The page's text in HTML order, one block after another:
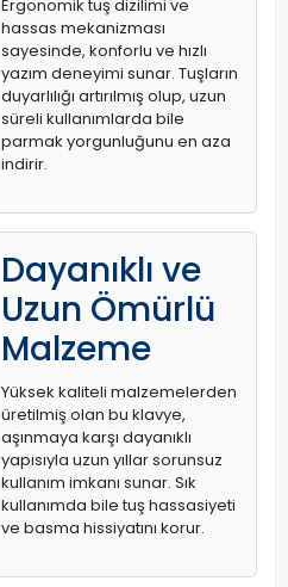
Ergonomik tuş dizilimi ve
hassas mekanizması
sayesinde, konforlu ve hızlı
yazım deneyimi sunar. Tuşların
duyarlılığı artırılmış olup, uzun
süreli kullanımlarda bile
parmak yorgunluğunu en aza
indirir.
Dayanıklı ve
Uzun Ömürlü
Malzeme
Yüksek kaliteli malzemelerden
üretilmiş olan bu klavye,
aşınmaya karşı dayanıklı
yapısıyla uzun yıllar sorunsuz
kullanım imkanı sunar. Sık
kullanımda bile tuş hassasiyeti
ve basma hissiyatını korur.